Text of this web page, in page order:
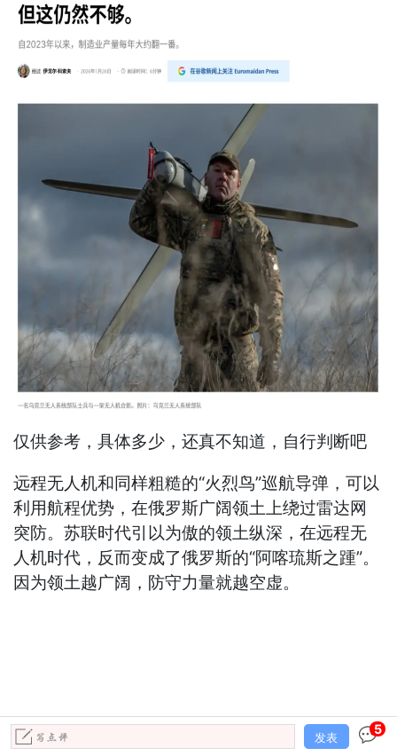
仅供参考，具体多少，还真不知道，自行判断吧
远程无人机和同样粗糙的“火烈鸟”巡航导弹，可以
利用航程优势，在俄罗斯广阔领土上绕过雷达网
突防。苏联时代引以为傲的领土纵深，在远程无
人机时代，反而变成了俄罗斯的“阿喀琉斯之踵”。
因为领土越广阔，防守力量就越空虚。
发表
5